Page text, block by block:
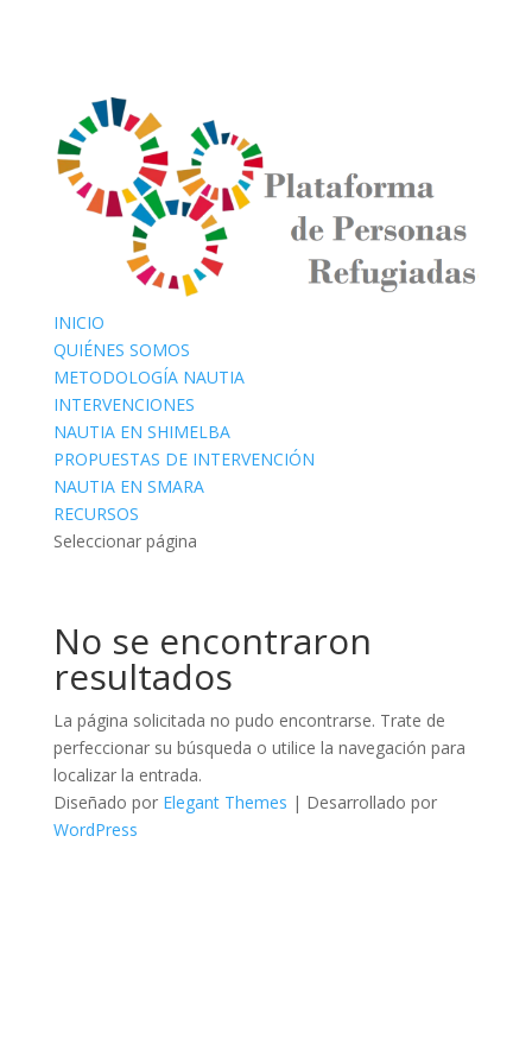
INICIO
QUIÉNES SOMOS
METODOLOGÍA NAUTIA
INTERVENCIONES
NAUTIA EN SHIMELBA
PROPUESTAS DE INTERVENCIÓN
NAUTIA EN SMARA
RECURSOS
Seleccionar página
No se encontraron
resultados
La página solicitada no pudo encontrarse. Trate de
perfeccionar su búsqueda o utilice la navegación para
localizar la entrada.
Diseñado por Elegant Themes | Desarrollado por
WordPress